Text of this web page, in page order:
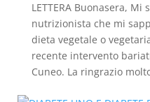
LETTERA Buonasera,
nutrizionista che mi
dieta vegetale o
recente intervento
Cuneo. La ringrazio